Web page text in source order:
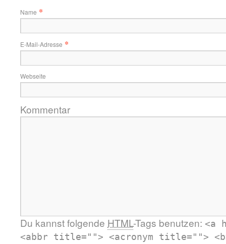
Name *
E-Mail-Adresse *
Webseite
Kommentar
Du kannst folgende HTML-Tags benutzen: <a
<abbr title=""> <acronym title="">